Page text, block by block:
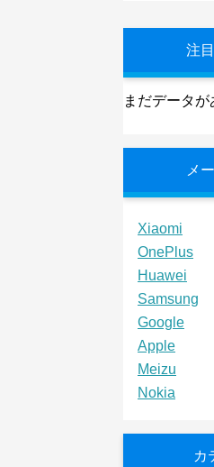
注
まだデータが
メ
Xiaomi
OnePlus
Huawei
Samsung
Google
Apple
Meizu
Nokia
カ